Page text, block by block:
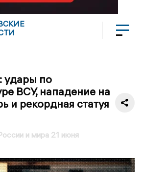
удары по
ВСУ, нападение на
и рекордная статуя
и мира 21 июня